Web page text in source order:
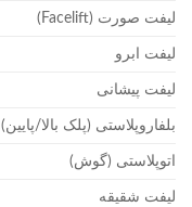
لیفت صورت (Facelift)
لیفت ابرو
لیفت پیشانی
بلفاروپلاستی (پلک بالا/پایین)
اتوپلاستی (گوش)
لیفت شقیقه